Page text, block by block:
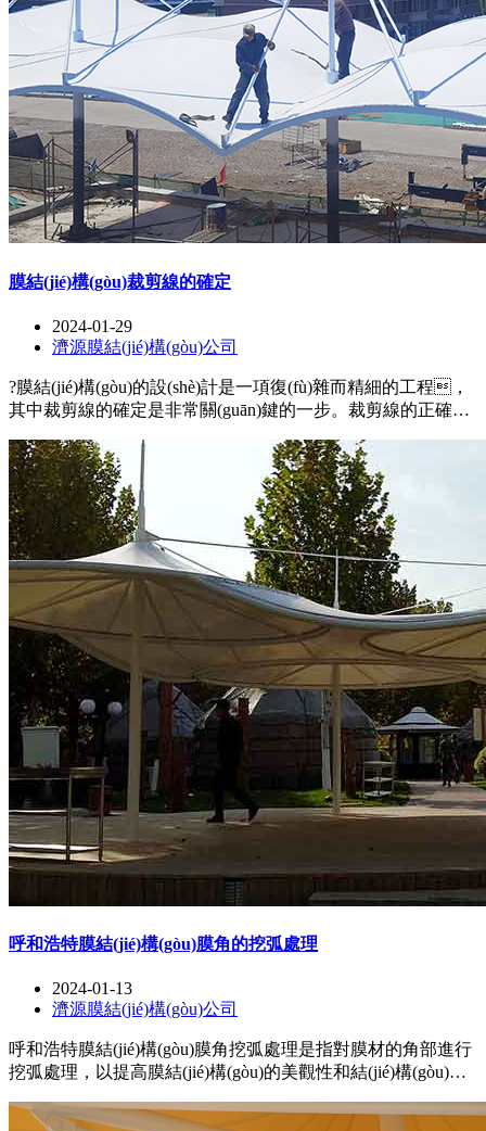
膜結(jié)構(gòu)裁剪線的確定
2024-01-29
濟源膜結(jié)構(gòu)公司
?膜結(jié)構(gòu)的設(shè)計是一項復(fù)雜而精細的工程，
其中裁剪線的確定是非常關(guān)鍵的一步。裁剪線的正確確
(gòu)的穩(wěn)定性和美觀性。
呼和浩特膜結(jié)構(gòu)膜角的挖弧處理
2024-01-13
濟源膜結(jié)構(gòu)公司
呼和浩特膜結(jié)構(gòu)膜角挖弧處理是指對膜材的角部進行
挖弧處理，以提高膜結(jié)構(gòu)的美觀性和結(jié)構(gòu)穩
使用適當(dāng)?shù)墓ぞ吆头椒ǎ_保挖弧的尺寸和形狀符合